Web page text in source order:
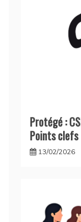
Protégé :
Points clefs
13/02/2026